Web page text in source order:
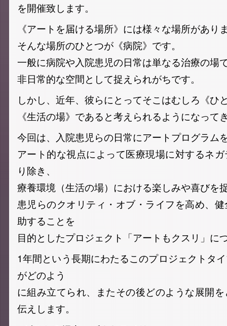
を開催致します。
《アートを届ける場所》には様々な場所があり
そんな場所のひとつが《病院》です。
一般に病院や入院患児の日常は単なる治療の場
非日常的な空間として捉えられがちです。
しかし、近年、彼らにとってそこはむしろ《ひ
《生活の場》であると考えられるようになって
今回は、入院患児らの日常にアートプログラム
アート的な視点によって医療現場に対するネ
り除き、
療養環境（生活の場）における楽しみや喜びを
患児らのクオリティ・オブ・ライフを高め、
助することを
目的としたプロジェクト「アートもクスリ」に
1年間という長期にわたるこのプロジェクトタ
がどのよう
に組み立てられ、またその後どのような展開
伝えします。